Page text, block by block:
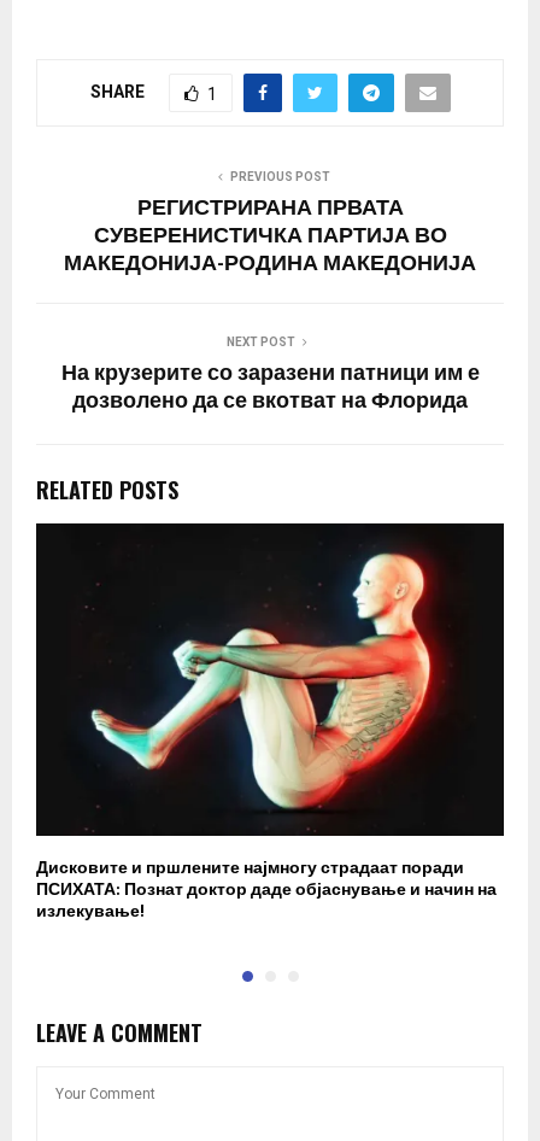
SHARE 1
PREVIOUS POST
РЕГИСТРИРАНА ПРВАТА
СУВЕРЕНИСТИЧКА ПАРТИЈА ВО
МАКЕДОНИЈА-РОДИНА МАКЕДОНИЈА
NEXT POST
На крузерите со заразени патници им е
дозволено да се вкотват на Флорида
RELATED POSTS
Дисковите и пршлените најмногу страдаат поради
ПСИХАТА: Познат доктор даде објаснување и начин на
излекување!
LEAVE A COMMENT